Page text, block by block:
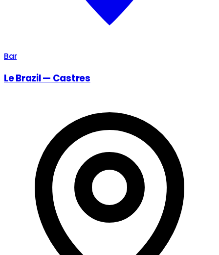
Bar
Le Brazil — Castres